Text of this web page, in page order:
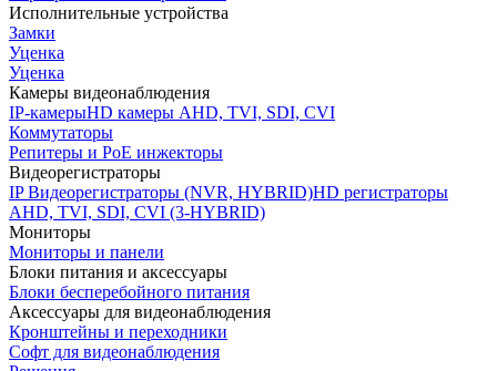
Исполнительные устройства
Замки
Уценка
Уценка
Камеры видеонаблюдения
IP-камерыHD камеры AHD, TVI, SDI, CVI
Коммутаторы
Репитеры и PoE инжекторы
Видеорегистраторы
IP Видеорегистраторы (NVR, HYBRID)HD регистраторы
AHD, TVI, SDI, CVI (3-HYBRID)
Мониторы
Мониторы и панели
Блоки питания и аксессуары
Блоки бесперебойного питания
Аксессуары для видеонаблюдения
Кронштейны и переходники
Софт для видеонаблюдения